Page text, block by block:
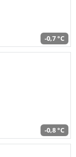
-0,7 °C
-0,8 °C